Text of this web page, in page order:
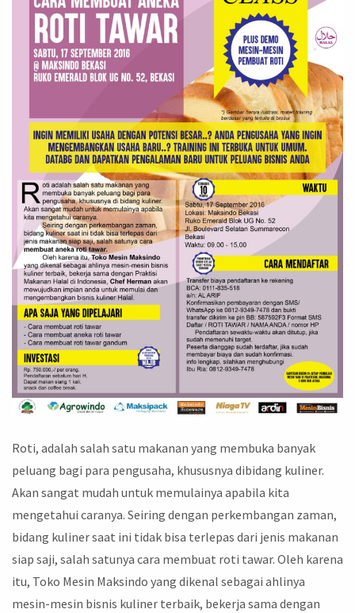
Roti, adalah salah satu makanan yang membuka banyak
peluang bagi para pengusaha, khususnya dibidang kuliner.
Akan sangat mudah untuk memulainya apabila kita
mengetahui caranya. Seiring dengan perkembangan zaman,
bidang kuliner saat ini tidak bisa terlepas dari jenis makanan
siap saji, salah satunya cara membuat roti tawar. Oleh karena
itu, Toko Mesin Maksindo yang dikenal sebagai ahlinya
mesin-mesin bisnis kuliner terbaik, bekerja sama dengan